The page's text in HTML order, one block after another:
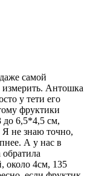
самой
измерить. Антошка
у тети его
фруктики
до 6,5*4,5 см,
Я не знаю точно,
А у нас в
4см, 135